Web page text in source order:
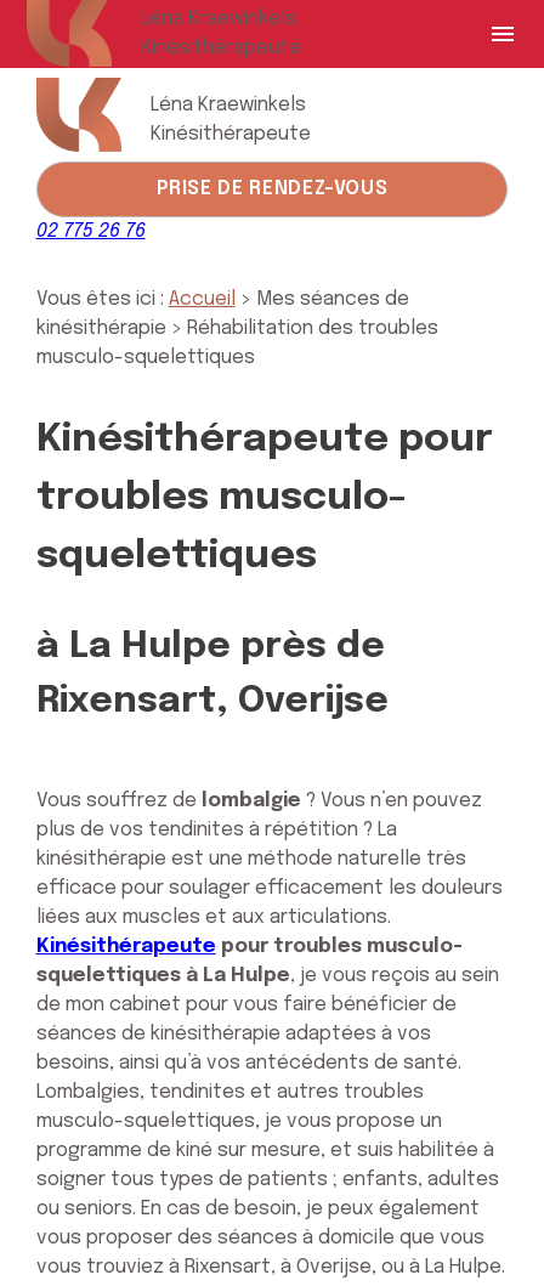
Léna Kraewinkels
Kinésithérapeute
menu
Léna Kraewinkels
Kinésithérapeute
PRISE DE RENDEZ-VOUS
02 775 26 76
Vous êtes ici : Accueil > Mes séances de
kinésithérapie > Réhabilitation des troubles
musculo-squelettiques
Kinésithérapeute pour
troubles musculo-
squelettiques
à La Hulpe près de
Rixensart, Overijse
Vous souffrez de lombalgie ? Vous n’en pouvez
plus de vos tendinites à répétition ? La
kinésithérapie est une méthode naturelle très
efficace pour soulager efficacement les douleurs
liées aux muscles et aux articulations.
Kinésithérapeute pour troubles musculo-
squelettiques à La Hulpe, je vous reçois au sein
de mon cabinet pour vous faire bénéficier de
séances de kinésithérapie adaptées à vos
besoins, ainsi qu’à vos antécédents de santé.
Lombalgies, tendinites et autres troubles
musculo-squelettiques, je vous propose un
programme de kiné sur mesure, et suis habilitée à
soigner tous types de patients ; enfants, adultes
ou seniors. En cas de besoin, je peux également
vous proposer des séances à domicile que vous
vous trouviez à Rixensart, à Overijse, ou à La Hulpe.
Panneau de gestion des cookies